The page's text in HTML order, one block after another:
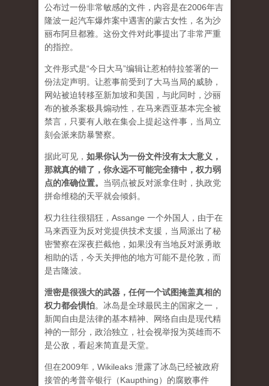
公布过一份非常敏感的文件，内容是在2006年吉
隆波一起汽车爆炸案中遇害的蒙古女性，名为沙
丽布阿旦都雅。这份文件对此事提出了非常严重
的指控。
文件形式是“今日大马”编辑让惹柏特拉签署的一
份法定声明。让惹事前受到了大马当局的威胁，
网站被迫转移至新加坡和美国，与此同时，沙丽
布的被杀案极具煽动性，在马来西亚基本完全被
禁言，只要有人敢在集会上提起这件事，当局立
刻会派来防暴警察。
据此可见， 如果你认为一份文件没有太大意义，
那就真的错了，你永远不可能完全猜中，权力弱
点的准确位置。 当弱点被反对派拿住时，执政党
拼命维稳的天平就会倾斜。
权力往往很猖狂，Assange 一个外国人，由于在
马来西亚为反对党提供技术支援，当局派出了秘
密警察在深夜拦截他，如果没有当地反对派勇敢
相助的话，今天关押他的地方可能不是伦敦，而
是吉隆波。
泄密是很强大的武器，任何一个试图掩盖真相的
权力都会惧怕。 冰岛是全球最民主的国家之一，
新闻自由是法律的基本精神、网络自由是现代精
神的一部分，政治独立，社会视举报为英雄而不
是公敌，看起来简直是天堂。
但在2009年，Wikileaks 泄露了冰岛已经被政府
接管的考普辛银行（Kaupthing）的腐败事件